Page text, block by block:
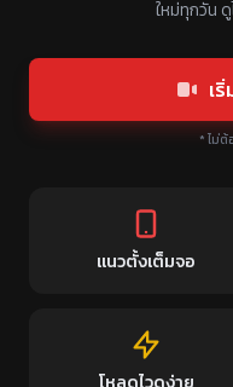
ใหม่ทุกวัน
เ
* ไม่
แนวตั้งเต็มจอ